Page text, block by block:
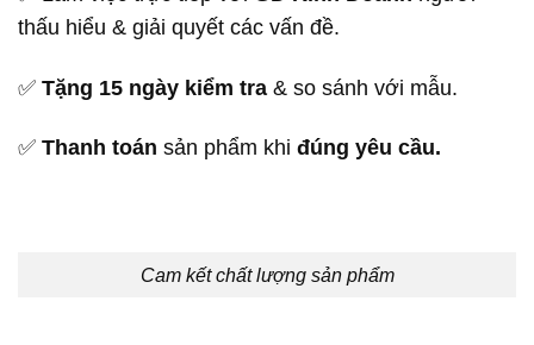
thấu hiểu & giải quyết các vấn đề.
✅ Tặng 15 ngày kiểm tra & so sánh với mẫu.
✅ Thanh toán sản phẩm khi đúng yêu cầu.
Cam kết chất lượng sản phẩm